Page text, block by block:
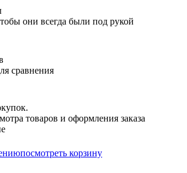
они всегда были под рукой
сравнения
товаров и оформления заказа
посмотреть корзину